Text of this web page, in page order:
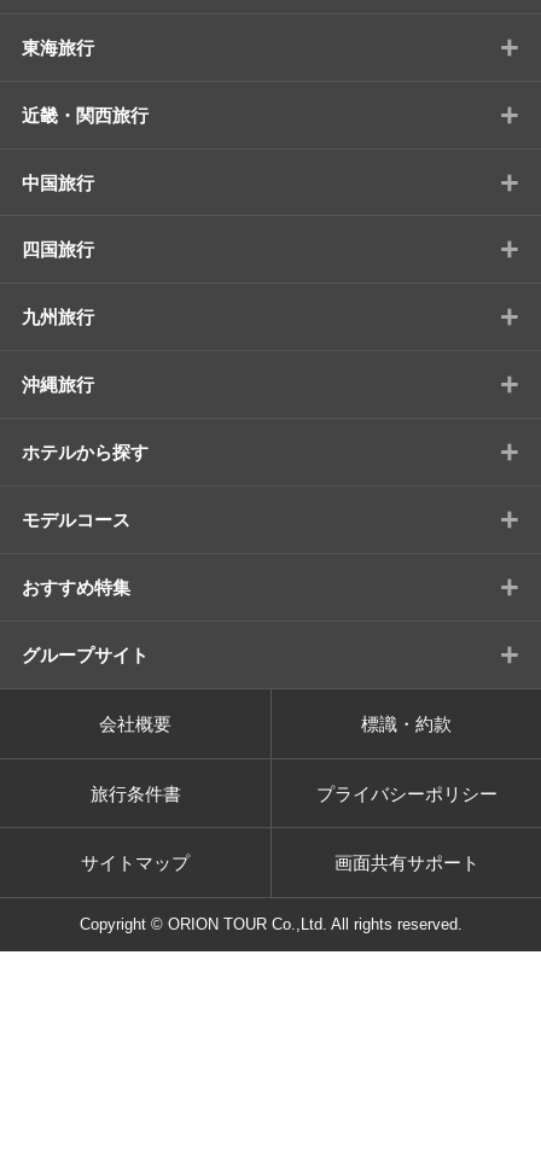
東海旅行 +
近畿・関西旅行 +
中国旅行 +
四国旅行 +
九州旅行 +
沖縄旅行 +
ホテルから探す +
モデルコース +
おすすめ特集 +
グループサイト +
会社概要 標識・約款
旅行条件書 プライバシーポリシー
サイトマップ 画面共有サポート
Copyright © ORION TOUR Co.,Ltd. All rights reserved.